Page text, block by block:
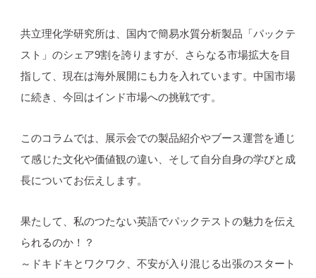
共立理化学研究所は、国内で簡易水質分析製品「パックテ
スト」のシェア9割を誇りますが、さらなる市場拡大を目
指して、現在は海外展開にも力を入れています。中国市場
に続き、今回はインド市場への挑戦です。
このコラムでは、展示会での製品紹介やブース運営を通じ
て感じた文化や価値観の違い、そして自分自身の学びと成
長についてお伝えします。
果たして、私のつたない英語でパックテストの魅力を伝え
られるのか！？
～ドキドキとワクワク、不安が入り混じる出張のスタート